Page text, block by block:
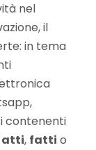
nel
il
in tema
contenenti
atti, fatti o